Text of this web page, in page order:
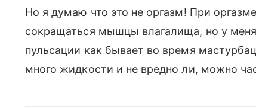
Но я думаю что это не оргазм! При
сокращаться мышцы влагалища, но у
пульсации как бывает во время
много жидкости и не вредно ли, можно